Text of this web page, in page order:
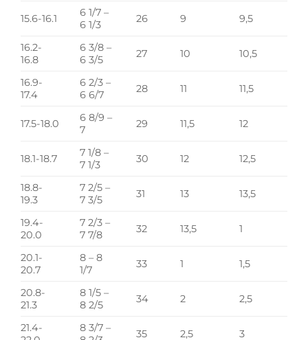
15.6-16.1
6 1/7 –
6 1/3
26 9 9,5
16.2-
16.8
6 3/8 –
6 3/5
27 10 10,5
16.9-
17.4
6 2/3 –
6 6/7
28 11 11,5
17.5-18.0
6 8/9 –
7
29 11,5 12
18.1-18.7
7 1/8 –
7 1/3
30 12 12,5
18.8-
19.3
7 2/5 –
7 3/5
31 13 13,5
19.4-
20.0
7 2/3 –
7 7/8
32 13,5 1
20.1-
20.7
8 – 8
1/7
33 1 1,5
20.8-
21.3
8 1/5 –
8 2/5
34 2 2,5
21.4-
8 3/7 –
35 2,5 3